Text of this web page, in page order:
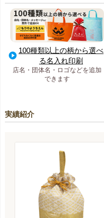
100種類以上の柄から選べ
る名入れ印刷
店名・団体名・ロゴなどを追加
できます
実績紹介